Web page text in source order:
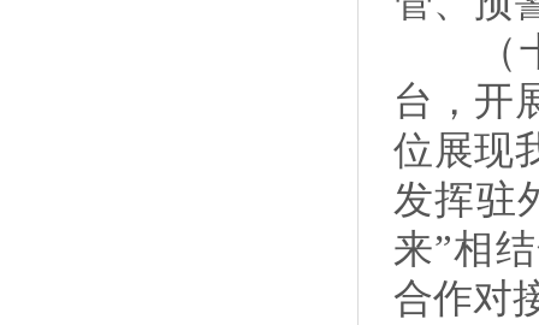
（十
台，开
位展现
发挥驻
来”相
合作对